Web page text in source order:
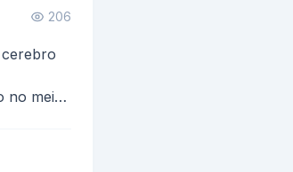
206
no meio